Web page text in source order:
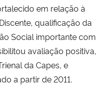
em relação à
qualificação da
Social importante com
avaliação positiva,
da Capes, e
a partir de 2011.